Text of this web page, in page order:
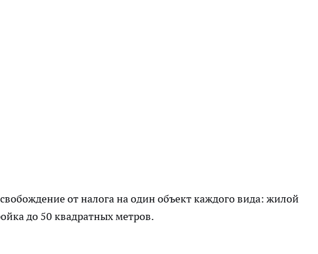
от налога на один объект каждого вида: жилой
до 50 квадратных метров.